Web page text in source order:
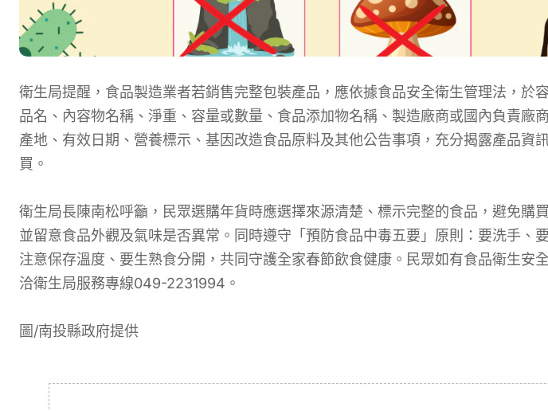
衛生局提醒，食品製造業者若銷售完整包裝產品，應依據食品安全衛生管理法，於
品名、內容物名稱、淨重、容量或數量、食品添加物名稱、製造廠商或國內負責廠
產地、有效日期、營養標示、基因改造食品原料及其他公告事項，充分揭露產品資
買。
衛生局長陳南松呼籲，民眾選購年貨時應選擇來源清楚、標示完整的食品，避免購
並留意食品外觀及氣味是否異常。同時遵守「預防食品中毒五要」原則：要洗手、
注意保存溫度、要生熟食分開，共同守護全家春節飲食健康。民眾如有食品衛生安
洽衛生局服務專線049-2231994。
圖/南投縣政府提供